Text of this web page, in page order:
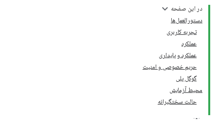
در این صفحه
دستورالعمل‌ها
تجربه کاربری
عملکرد
عملکرد و پایداری
حریم خصوصی و امنیت
گوگل پلی
محیط آزمایش
حالت سختگیرانه